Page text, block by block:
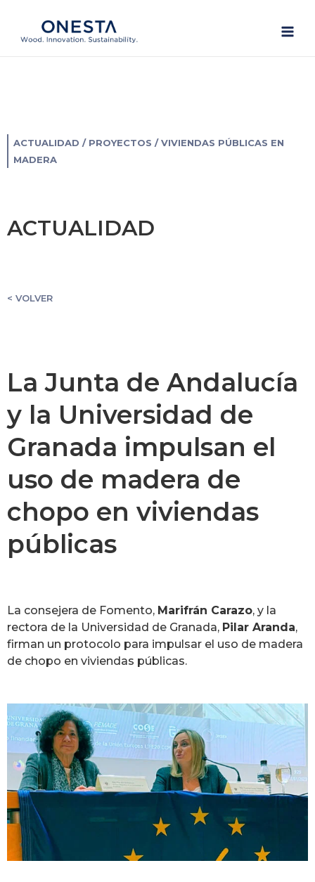
contenido
ACTUALIDAD / PROYECTOS / VIVIENDAS PÚBLICAS EN
MADERA
ACTUALIDAD
< VOLVER
La Junta de Andalucía
y la Universidad de
Granada impulsan el
uso de madera de
chopo en viviendas
públicas
La consejera de Fomento, Marifrán Carazo, y la
rectora de la Universidad de Granada, Pilar Aranda,
firman un protocolo para impulsar el uso de madera
de chopo en viviendas públicas.